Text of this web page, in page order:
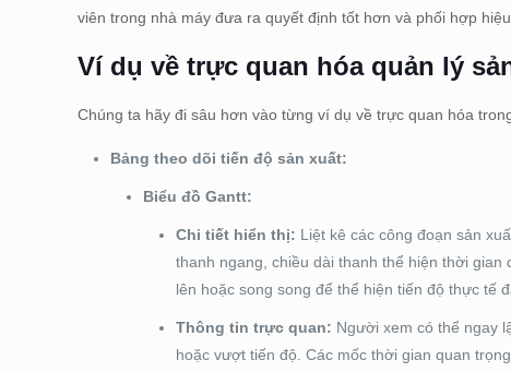
viên trong nhà máy đưa ra quyết định tốt hơn và phối hợp
Ví dụ về trực quan hóa quản lý
Chúng ta hãy đi sâu hơn vào từng ví dụ về trực quan hóa
Bảng theo dõi tiến độ sản xuất:
Biểu đồ Gantt:
Chi tiết hiển thị: Liệt kê các công đoạn sản
thanh ngang, chiều dài thanh thể hiện thời
lên hoặc song song để thể hiện tiến độ thực tế
Thông tin trực quan: Người xem có thể ngay
hoặc vượt tiến độ. Các mốc thời gian quan